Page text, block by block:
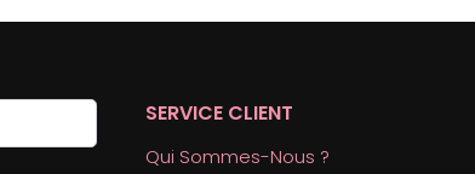
SERVICE CLIENT
Qui Sommes-Nous ?